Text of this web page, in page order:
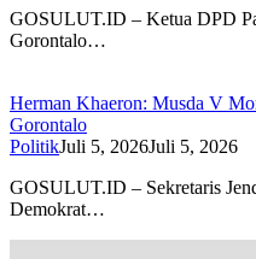
GOSULUT.ID – Ketua DPD
Gorontalo…
Herman Khaeron: Musda V
Gorontalo
PolitikJuli 5, 2026Juli 5, 2026
GOSULUT.ID – Sekretaris
Demokrat…